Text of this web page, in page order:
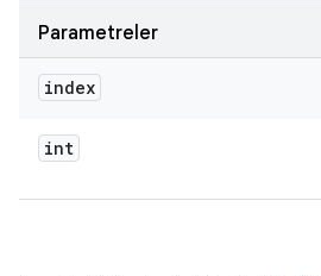
Parametreler
index
int